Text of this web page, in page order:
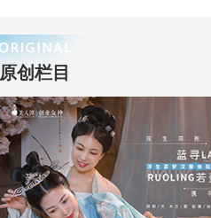
原创栏目